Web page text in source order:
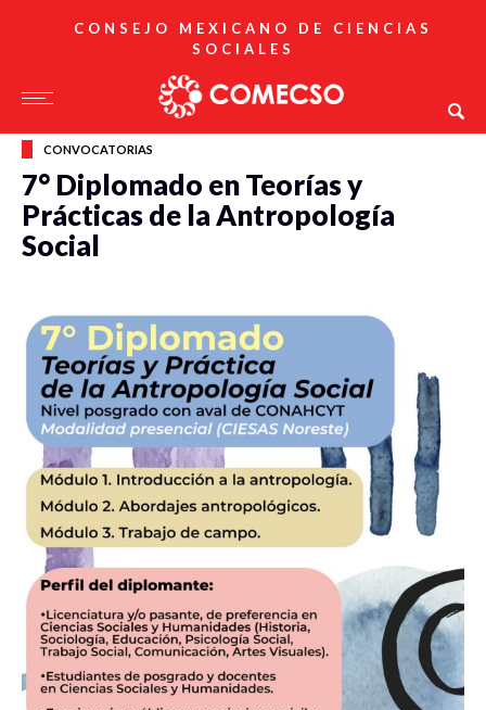
CONSEJO MEXICANO DE CIENCIAS
SOCIALES
CONVOCATORIAS
7° Diplomado en Teorías y
Prácticas de la Antropología
Social